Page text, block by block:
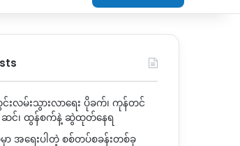
င်းလမ်းသွားလာရေး ပိုခက်၊ ကုန်တင်
င်၊ ထွန်စက်နဲ့ ဆွဲထုတ်နေရ
အရေးပါတဲ့ စစ်တပ်စခန်းတစ်ခု